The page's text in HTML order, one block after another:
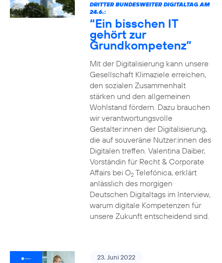
DRITTER BUNDESWEITER DIGITALTAG AM
24.6.:
“Ein bisschen IT
gehört zur
Grundkompetenz”
Mit der Digitalisierung kann unsere
Gesellschaft Klimaziele erreichen,
den sozialen Zusammenhalt
stärken und den allgemeinen
Wohlstand fördern. Dazu brauchen
wir verantwortungsvolle
Gestalter:innen der Digitalisierung,
die auf souveräne Nutzer:innen des
Digitalen treffen. Valentina Daiber,
Vorständin für Recht & Corporate
Affairs bei O2Telefónica, erklärt
anlässlich des morgigen
Deutschen Digitaltags im Interview,
warum digitale Kompetenzen für
unsere Zukunft entscheidend sind.
23. Juni 2022